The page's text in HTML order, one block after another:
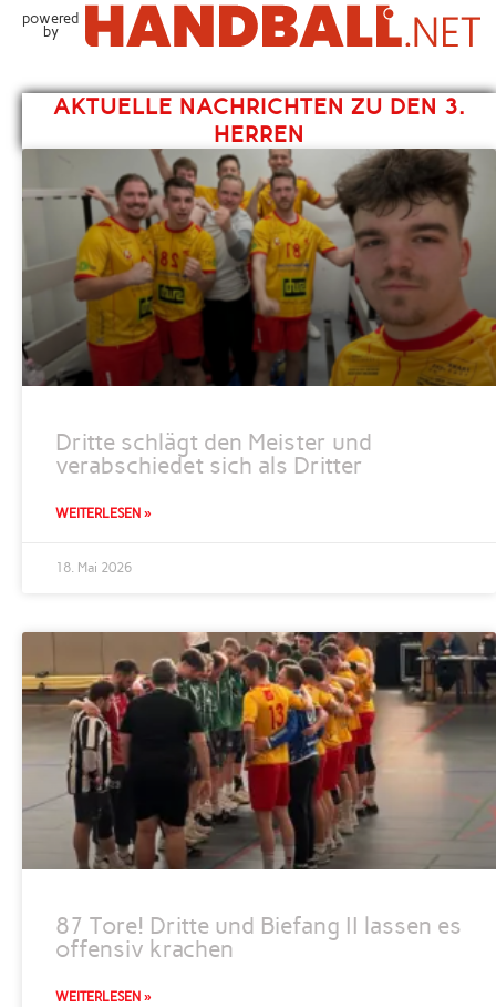
powered
by
AKTUELLE NACHRICHTEN ZU DEN 3.
HERREN
Dritte schlägt den Meister und
verabschiedet sich als Dritter
WEITERLESEN »
18. Mai 2026
87 Tore! Dritte und Biefang II lassen es
offensiv krachen
WEITERLESEN »